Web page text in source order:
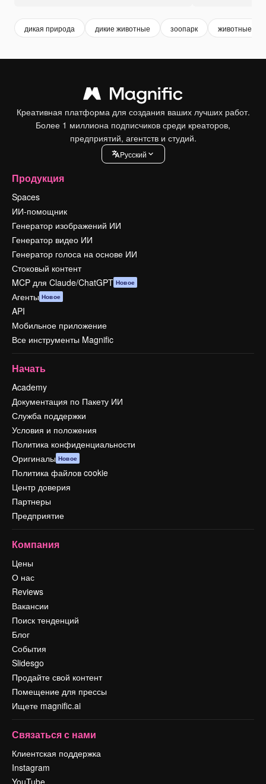
дикая природа дикие животные зоопарк животные
Креативная платформа для создания ваших лучших работ.
Более 1 миллиона подписчиков среди креаторов,
предприятий, агентств и студий.
Pусский
Продукция
Spaces
ИИ-помощник
Генератор изображений ИИ
Генератор видео ИИ
Генератор голоса на основе ИИ
Стоковый контент
MCP для Claude/ChatGPT Новое
Агенты Новое
API
Мобильное приложение
Все инструменты Magnific
Начать
Academy
Документация по Пакету ИИ
Служба поддержки
Условия и положения
Политика конфиденциальности
Оригиналы Новое
Политика файлов cookie
Центр доверия
Партнеры
Предприятие
Компания
Цены
О нас
Reviews
Вакансии
Поиск тенденций
Блог
События
Slidesgo
Продайте свой контент
Помещение для прессы
Ищете magnific.ai
Связаться с нами
Клиентская поддержка
Instagram